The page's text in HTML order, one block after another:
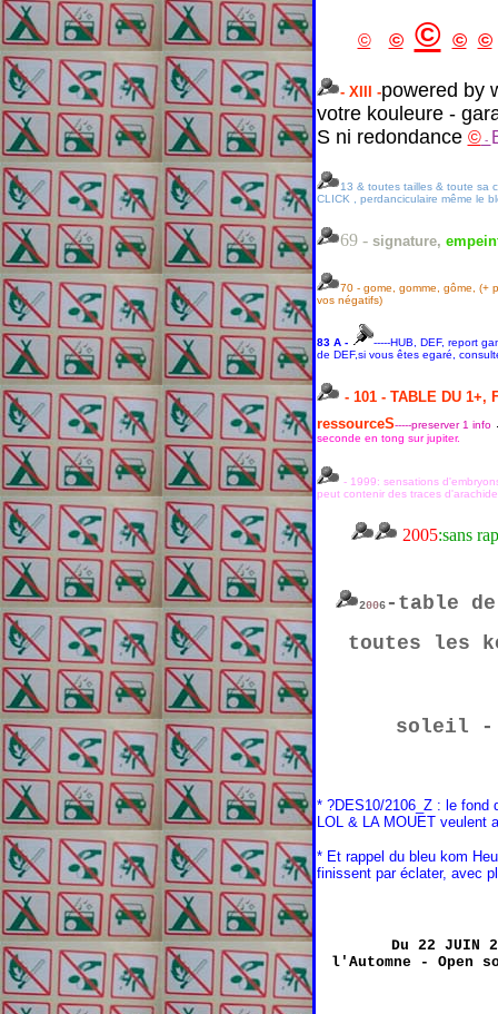
©o ©, © ©, ©,
- XIII -powered by
votre kouleure -
S ni redondance ©-
13 & toutes tailles & toute sa
CLICK , perdanciculaire même le
69 - signature,
70 - gome, gomme, gôme, (+
vos négatifs)
83 A -
-----HUB, DEF, report
de DEF,si vous êtes egaré,
- 101 - TABLE DU 1+,
ressourceS-----preserver 1 info
seconde en tong sur jupiter.
- 1999: sensations
peut contenir des traces
2005:sans
2006-table
toutes les
soleil
* ?DES10/2106_Z : le fond
LOL & LA MOUET veulent
* Et rappel du bleu kom
finissent par éclater, avec
Du 22 JUIN
l'Automne - Open